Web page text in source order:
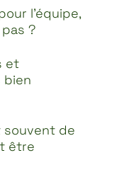
l’équipe,
?
et
bien
de
être